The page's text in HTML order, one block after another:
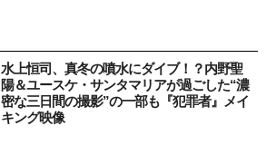
水上恒司、真冬の噴水にダイブ！？内野聖
陽＆ユースケ・サンタマリアが過ごした“濃
密な三日間の撮影”の一部も『犯罪者』メイ
キング映像